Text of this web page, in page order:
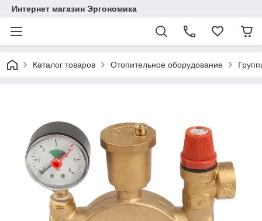
Интернет магазин Эргономика
Каталог товаров Отопительное оборудование